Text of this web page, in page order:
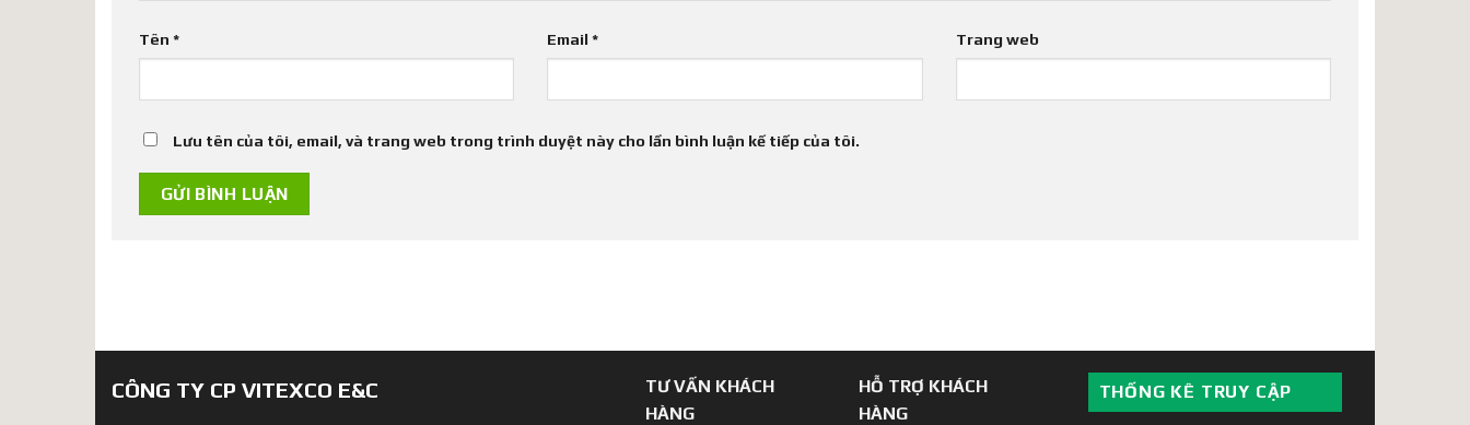
Tên * Email* Trang web
Lưu tên của tôi, email, và trang web trong trình duyệt này cho lần bình luận kế tiếp của tôi.
CÔNG TY CP VITEXCO E&C
TƯ VẤN KHÁCH
HÀNG
HỖ TRỢ KHÁCH
HÀNG
THỐNG KÊ TRUY CẬP